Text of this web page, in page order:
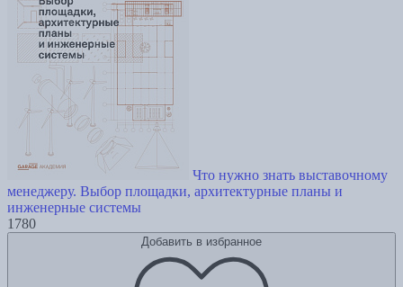
Что нужно знать выставочному
менеджеру. Выбор площадки, архитектурные планы и
инженерные системы
1780
Добавить в избранное